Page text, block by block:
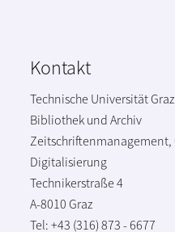
Kontakt
Technische Universität Graz
Bibliothek und Archiv
Zeitschriftenmanagement,
Digitalisierung
Technikerstraße 4
A-8010 Graz
Tel: +43 (316) 873 - 6677